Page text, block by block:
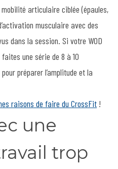
articulaire ciblée (épaules,
musculaire avec des
dans la session. Si votre WOD
une série de 8 à 10
préparer l’amplitude et la
raisons de faire du CrossFit !
une
trop